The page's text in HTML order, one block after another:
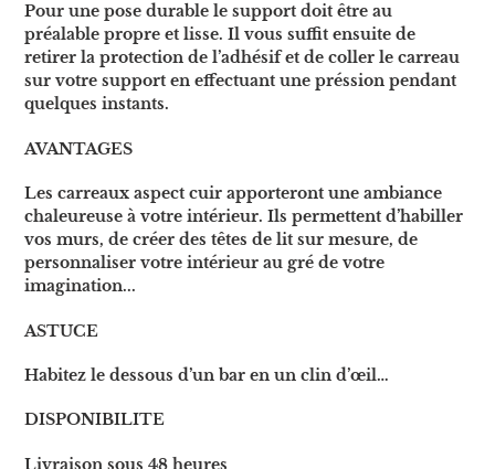
Pour une pose durable le support doit être au
préalable propre et lisse. Il vous suffit ensuite de
retirer la protection de l’adhésif et de coller le carreau
sur votre support en effectuant une préssion pendant
quelques instants.
AVANTAGES
Les carreaux aspect cuir apporteront une ambiance
chaleureuse à votre intérieur. Ils permettent d’habiller
vos murs, de créer des têtes de lit sur mesure, de
personnaliser votre intérieur au gré de votre
imagination...
ASTUCE
Habitez le dessous d’un bar en un clin d’œil…
DISPONIBILITE
Livraison sous 48 heures